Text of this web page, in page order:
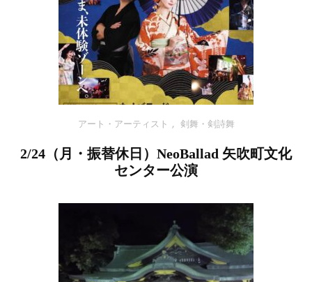
アート・アーティスト , 剣舞・剣詩舞
2/24（月・振替休日）NeoBallad 矢吹町文化
センター公演